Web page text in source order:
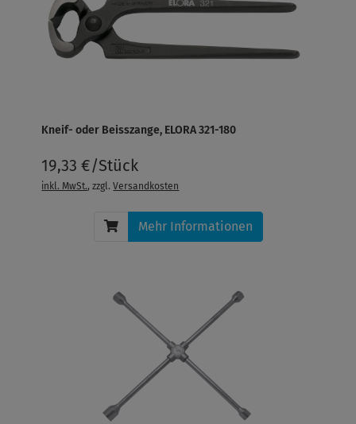
Kneif- oder Beisszange, ELORA 321-180
19,33 €/Stück
inkl. MwSt., zzgl.Versandkosten
Mehr Informationen